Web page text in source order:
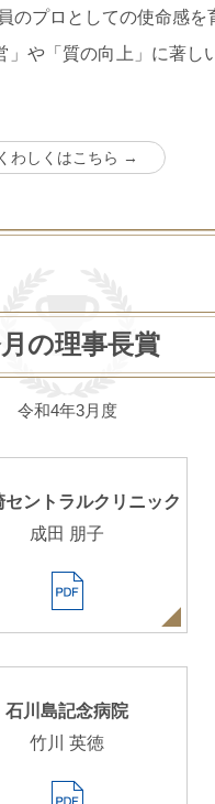
プロとしての使命感を
や「質の向上」に著し
くわしくはこちら →
の理事長賞
令和4年3月度
セントラルクリニック
成田 朋子
石川島記念病院
竹川 英徳